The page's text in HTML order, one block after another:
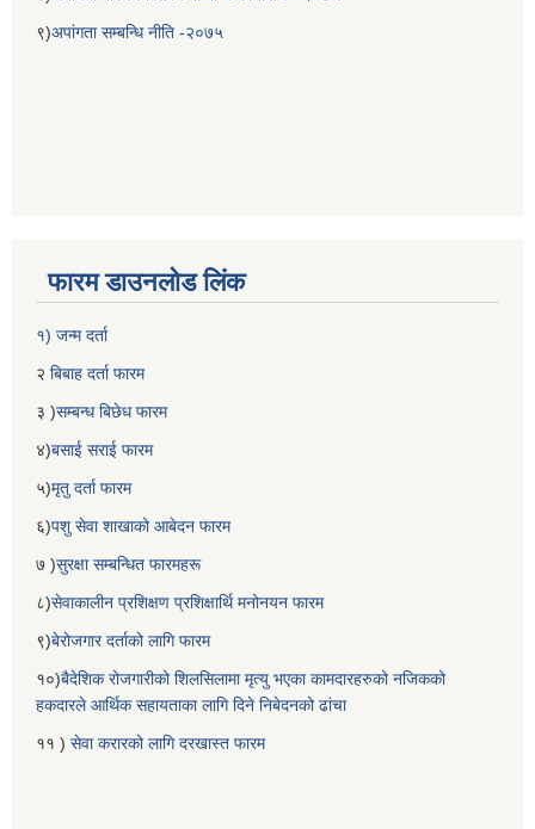
९)अपांगता सम्बन्धि नीति -२०७५
फारम डाउनलोड लिंक
१) जन्म दर्ता
२ बिबाह दर्ता फारम
३ )सम्बन्ध बिछेध फारम
४)बसाई सराई फारम
५)मृतु दर्ता फारम
६)पशु सेवा शाखाको आबेदन फारम
७ )सुरक्षा सम्बन्धित फारमहरू
८)सेवाकालीन प्रशिक्षण प्रशिक्षार्थि मनोनयन फारम
९)बेरोजगार दर्ताको लागि फारम
१०)बैदेशिक रोजगारीको शिलसिलामा मृत्यु भएका कामदारहरुको नजिकको
हकदारले आर्थिक सहायताका लागि दिने निबेदनको ढांचा
११ ) सेवा करारको लागि दरखास्त फारम